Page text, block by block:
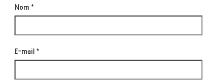
Nom *
E-mail *